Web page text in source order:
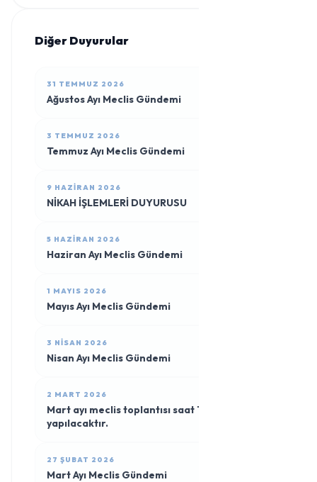
Diğer Duyurular
31 TEMMUZ 2026
Ağustos Ayı Meclis Gündemi
3 TEMMUZ 2026
Temmuz Ayı Meclis Gündemi
9 HAZIRAN 2026
NİKAH İŞLEMLERİ DUYURUSU
5 HAZIRAN 2026
Haziran Ayı Meclis Gündemi
1 MAYIS 2026
Mayıs Ayı Meclis Gündemi
3 NISAN 2026
Nisan Ayı Meclis Gündemi
2 MART 2026
Mart ayı meclis toplantısı saat 17:00 da
yapılacaktır.
27 ŞUBAT 2026
Mart Ayı Meclis Gündemi